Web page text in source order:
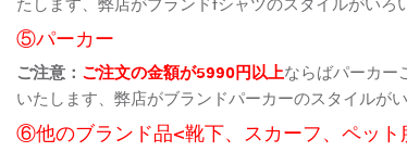
⑤パーカー
ご注意： ご注文の金額が5990円以上ならばパーカー
いたします、弊店がブランドパーカーのスタイルが
⑥他のブランド品<靴下、スカーフ、ペッ